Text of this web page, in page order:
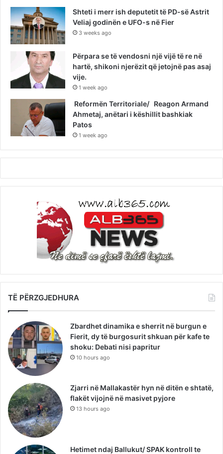
Shteti i merr ish deputetit të PD-së Astrit
Veliaj godinën e UFO-s në Fier
3 weeks ago
Përpara se të vendosni një vijë të re në
hartë, shikoni njerëzit që jetojnë pas asaj
vije.
1 week ago
Reformën Territoriale/ Reagon Armand
Ahmetaj, anëtari i këshillit bashkiak
Patos
1 week ago
TË PËRZGJEDHURA
Zbardhet dinamika e sherrit në burgun e
Fierit, dy të burgosurit shkuan për kafe te
shoku: Debati nisi papritur
10 hours ago
Zjarri në Mallakastër hyn në ditën e shtatë,
flakët vijojnë në masivet pyjore
13 hours ago
Hetimet ndaj Ballukut/ SPAK kontroll te